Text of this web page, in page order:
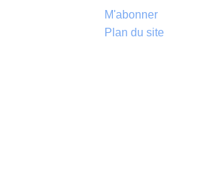
M'abonner
Plan du site